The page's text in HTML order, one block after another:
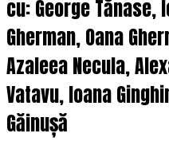
cu: George Tănase,
Gherman, Oana
Azaleea Necula,
Vatavu, Ioana
Găinușă